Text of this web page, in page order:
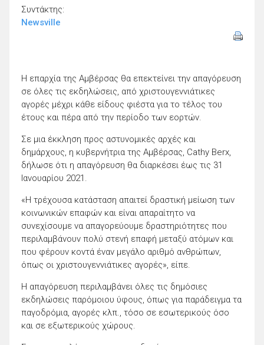
Συντάκτης:
Newsville
Η επαρχία της Αμβέρσας θα επεκτείνει την απαγόρευση
σε όλες τις εκδηλώσεις, από χριστουγεννιάτικες
αγορές μέχρι κάθε είδους φιέστα για το τέλος του
έτους και πέρα από την περίοδο των εορτών.
Σε μια έκκληση προς αστυνομικές αρχές και
δημάρχους, η κυβερνήτρια της Αμβέρσας, Cathy Berx,
δήλωσε ότι η απαγόρευση θα διαρκέσει έως τις 31
Ιανουαρίου 2021.
«Η τρέχουσα κατάσταση απαιτεί δραστική μείωση των
κοινωνικών επαφών και είναι απαραίτητο να
συνεχίσουμε να απαγορεύουμε δραστηριότητες που
περιλαμβάνουν πολύ στενή επαφή μεταξύ ατόμων και
που φέρουν κοντά έναν μεγάλο αριθμό ανθρώπων,
όπως οι χριστουγεννιάτικες αγορές», είπε.
Η απαγόρευση περιλαμβάνει όλες τις δημόσιες
εκδηλώσεις παρόμοιου ύφους, όπως για παράδειγμα τα
παγοδρόμια, αγορές κλπ., τόσο σε εσωτερικούς όσο
και σε εξωτερικούς χώρους.